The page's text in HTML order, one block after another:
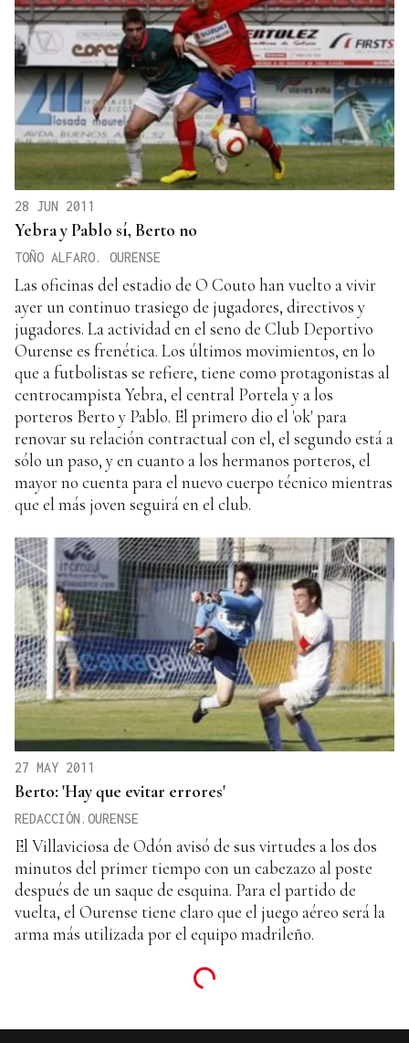
28 JUN 2011
Yebra y Pablo sí, Berto no
TOÑO ALFARO. OURENSE
Las oficinas del estadio de O Couto han vuelto a vivir
ayer un continuo trasiego de jugadores, directivos y
jugadores. La actividad en el seno de Club Deportivo
Ourense es frenética. Los últimos movimientos, en lo
que a futbolistas se refiere, tiene como protagonistas al
centrocampista Yebra, el central Portela y a los
porteros Berto y Pablo. El primero dio el 'ok' para
renovar su relación contractual con el, el segundo está a
sólo un paso, y en cuanto a los hermanos porteros, el
mayor no cuenta para el nuevo cuerpo técnico mientras
que el más joven seguirá en el club.
27 MAY 2011
Berto: 'Hay que evitar errores'
REDACCIÓN.OURENSE
El Villaviciosa de Odón avisó de sus virtudes a los dos
minutos del primer tiempo con un cabezazo al poste
después de un saque de esquina. Para el partido de
vuelta, el Ourense tiene claro que el juego aéreo será la
arma más utilizada por el equipo madrileño.